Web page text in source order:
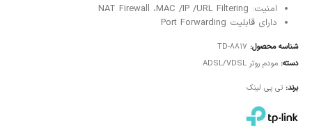
امنیت: NAT Firewall ،MAC /IP /URL Filtering
دارای قابلیت Port Forwarding
شناسه محصول: TD-8817
دسته: مودم روتر ADSL/VDSL
برند: تی پی لینک